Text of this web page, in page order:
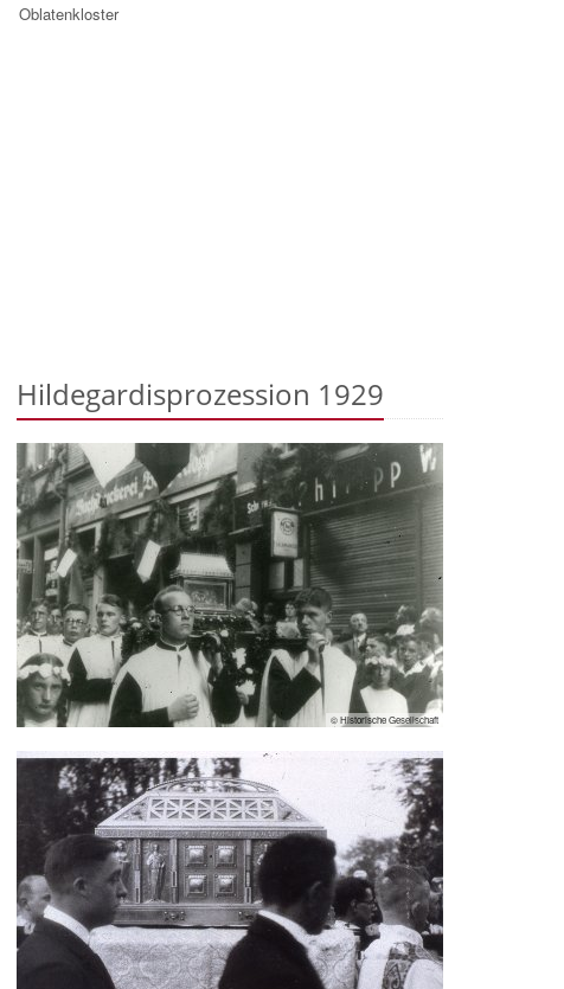
Oblatenkloster
Hildegardisprozession 1929
© Historische Gesellschaft